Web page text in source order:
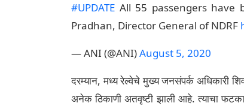
#UPDATE All 55 passengers have
Pradhan, Director General of NDRF
— ANI (@ANI)August 5, 2020
दरम्यान, मध्य रेल्वेचे मुख्य जनसंपर्क अधिकारी
अनेक ठिकाणी अतवृष्टी झाली आहे. त्याचा